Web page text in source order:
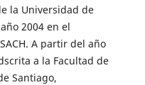
la Universidad de
2004 en el
A partir del año
a la Facultad de
Santiago,